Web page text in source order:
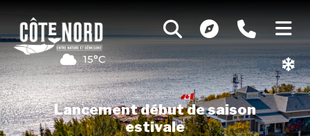
15°C
Lancement début de saison
estivale